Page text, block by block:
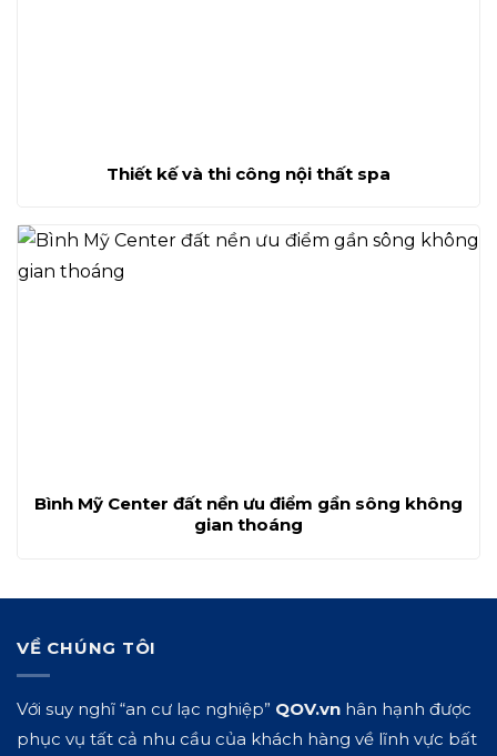
Thiết kế và thi công nội thất spa
Bình Mỹ Center đất nền ưu điểm gần sông không
gian thoáng
VỀ CHÚNG TÔI
Với suy nghĩ “an cư lạc nghiệp” QOV.vn hân hạnh được
phục vụ tất cả nhu cầu của khách hàng về lĩnh vực bất